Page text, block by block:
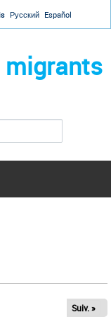
Русский Español
migrants
Suiv. »